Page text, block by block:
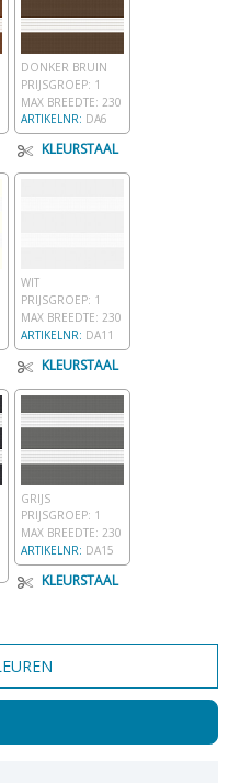
DONKER BRUIN
PRIJSGROEP: 1
MAX BREEDTE: 230
ARTIKELNR: DA6
KLEURSTAAL
WIT
PRIJSGROEP: 1
MAX BREEDTE: 230
ARTIKELNR: DA11
KLEURSTAAL
GRIJS
PRIJSGROEP: 1
MAX BREEDTE: 230
ARTIKELNR: DA15
KLEURSTAAL